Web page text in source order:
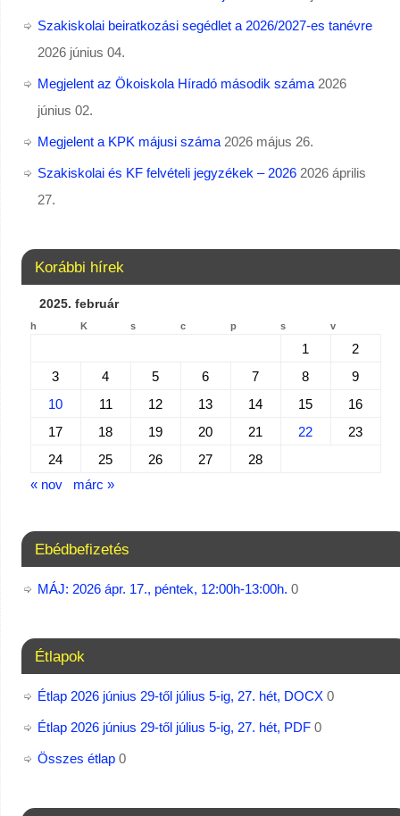
Szakiskolai beiratkozási segédlet a 2026/2027-es tanévre
2026 június 04.
Megjelent az Ökoiskola Híradó második száma 2026
június 02.
Megjelent a KPK májusi száma 2026 május 26.
Szakiskolai és KF felvételi jegyzékek – 2026 2026 április
27.
Korábbi hírek
2025. február
h K s c p s v
1
2
3
4 5 6 7 8
9
10
11 12 13 14 15
16
17
18 19 20 21 22
23
24
25 26 27
28
« nov
márc »
Ebédbefizetés
MÁJ: 2026 ápr. 17., péntek, 12:00h-13:00h. 0
Étlapok
Étlap 2026 június 29-től július 5-ig, 27. hét, DOCX0
Étlap 2026 június 29-től július 5-ig, 27. hét, PDF0
Összes étlap0